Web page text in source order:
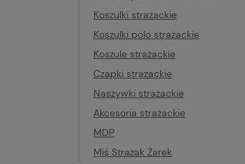
Koszulki strażackie
Koszulki polo strażackie
Koszule strażackie
Czapki strażackie
Naszywki strażackie
Akcesoria strażackie
MDP
Miś Strażak Żarek